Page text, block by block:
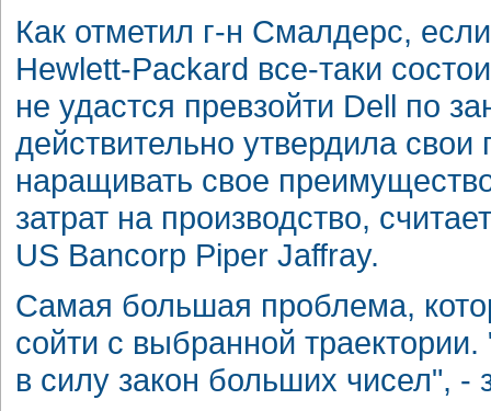
Как отметил г-н Смалдерс,
Hewlett-Packard все-таки
не удастся превзойти Dell по
действительно утвердила
наращивать свое
затрат на производство,
US Bancorp Piper Jaffray.
Самая большая проблема,
сойти с выбранной
в силу закон больших чисел", -